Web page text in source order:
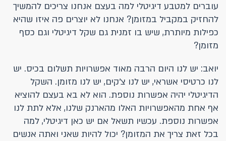
עוברים למטבע דיגיטלי למה בעצם אנחנו צריכים להמשיך
להחזיק במקביל במזומן? אנחנו לא יוצרים פה איזו שהיא
כפילות מיותרת, שיש בו זמנית גם שקל דיגיטלי וגם כסף
מזומן?
יואב: יש לנו היום הרבה מאוד אפשרויות תשלום בכיס. יש
לנו כרטיסי אשראי, יש לנו צ׳קים, יש לנו מזומן. השקל
הדיגיטלי יהיה אפשרות נוספת. הוא לא בא בעצם להוציא
אף אחת מהאפשרויות האלו מהארנק שלנו, אלא לתת לנו
אפשרות נוספת. עכשיו תשאל אם יש כאן דיגיטלי, למה
בכל זאת צריך את המזומן? יכול להיות שאני ואתה אנשים